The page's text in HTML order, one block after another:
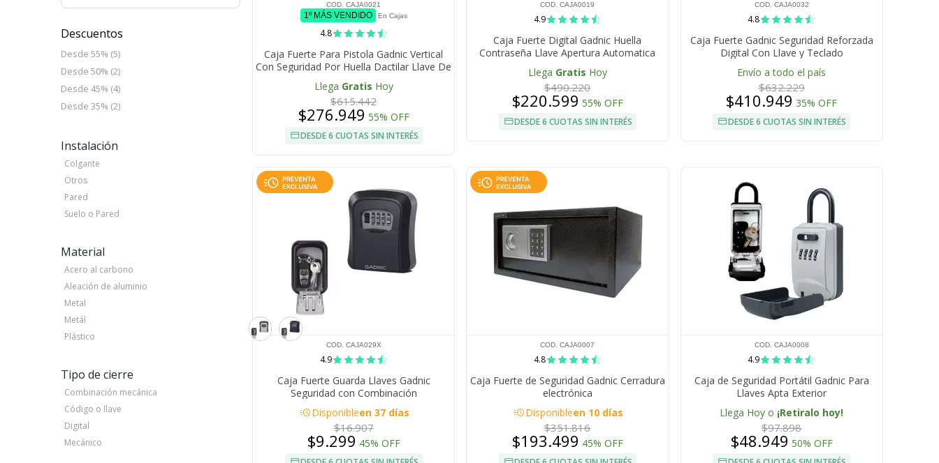
Descuentos
Desde 55% (5)
Desde 50% (2)
Desde 45% (4)
Desde 35% (2)
Instalación
Colgante
Otros
Pared
Suelo o Pared
Material
Acero al carbono
Aleación de aluminio
Metal
Metál
Plástico
Tipo de cierre
Combinación mecánica
Código o llave
Digital
Mecánico
COD. CAJA0021
1º MÁS VENDIDO En Cajas
4.8
Caja Fuerte Para Pistola Gadnic Vertical
Con Seguridad Por Huella Dactilar Llave De
Acceso Y Código PIN
Llega Gratis Hoy
$615.442
$276.949 55% OFF
DESDE 6 CUOTAS SIN INTERÉS
COD. CAJA0019
4.9
Caja Fuerte Digital Gadnic Huella
Contraseña Llave Apertura Automatica
Iluminacion LED Alarma
Llega Gratis Hoy
$490.220
$220.599 55% OFF
DESDE 6 CUOTAS SIN INTERÉS
COD. CAJA0032
4.8
Caja Fuerte Gadnic Seguridad Reforzada
Digital Con Llave y Teclado
Envío a todo el país
$632.229
$410.949 35% OFF
DESDE 6 CUOTAS SIN INTERÉS
COD. CAJA029X
4.9
Caja Fuerte Guarda Llaves Gadnic
Seguridad con Combinación
acuteDisponibleen 37 días
$16.907
$9.299 45% OFF
COD. CAJA0007
4.8
Caja Fuerte de Seguridad Gadnic Cerradura
electrónica
acuteDisponibleen 10 días
$351.816
$193.499 45% OFF
COD. CAJA0008
4.9
Caja de Seguridad Portátil Gadnic Para
Llaves Apta Exterior
Llega Hoy o ¡Retiralo hoy!
$97.898
$48.949 50% OFF